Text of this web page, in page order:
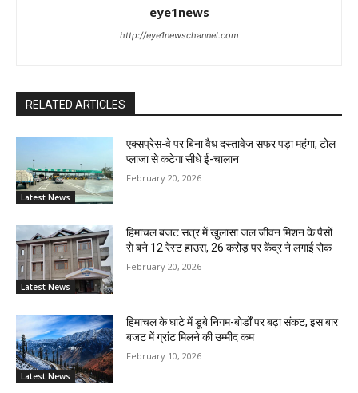
eye1news
http://eye1newschannel.com
RELATED ARTICLES
Latest News
एक्सप्रेस-वे पर बिना वैध दस्तावेज सफर पड़ा महंगा, टोल
प्लाजा से कटेगा सीधे ई-चालान
February 20, 2026
Latest News
हिमाचल बजट सत्र में खुलासा जल जीवन मिशन के पैसों
से बने 12 रेस्ट हाउस, 26 करोड़ पर केंद्र ने लगाई रोक
February 20, 2026
Latest News
हिमाचल के घाटे में डूबे निगम-बोर्डों पर बढ़ा संकट, इस बार
बजट में ग्रांट मिलने की उम्मीद कम
February 10, 2026